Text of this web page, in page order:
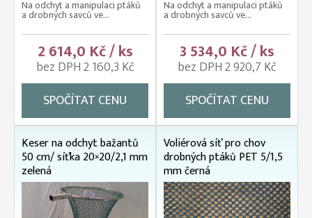
Na odchyt a manipulaci ptáků
a drobných savců ve...
2 614,0 Kč / ks
bez DPH 2 160,3 Kč
SPOČÍTAT CENU
Na odchyt a manipulaci ptáků
a drobných savců ve...
3 534,0 Kč / ks
bez DPH 2 920,7 Kč
SPOČÍTAT CENU
Keser na odchyt bažantů
50 cm/ síťka 20×20/2,1 mm
zelená
Voliérová síť pro chov
drobných ptáků PET 5/1,5
mm černá